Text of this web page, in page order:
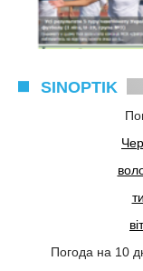
SINOPTIK
Погода на 10